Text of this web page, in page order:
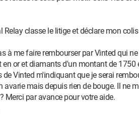
Relay classe le litige et déclare mon
à me faire rembourser par Vinted qui
en or et diamants d'un montant de 1750
Vinted m'indiquant que je serai
avarie mais depuis rien de bouge. Il ne
Merci par avance pour votre aide.